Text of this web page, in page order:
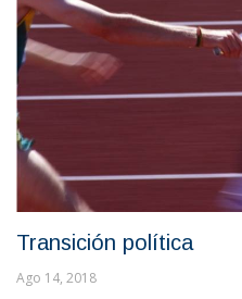
Transición política
Ago 14, 2018